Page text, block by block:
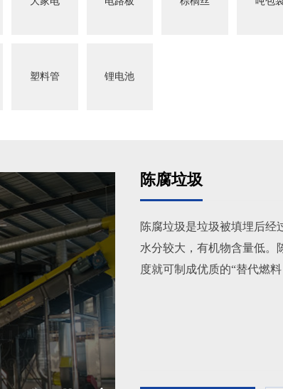
塑料管 锂电池
陈腐垃圾
陈腐垃圾是垃圾被填埋后经
水分较大，有机物含量低。
度就可制成优质的“替代燃